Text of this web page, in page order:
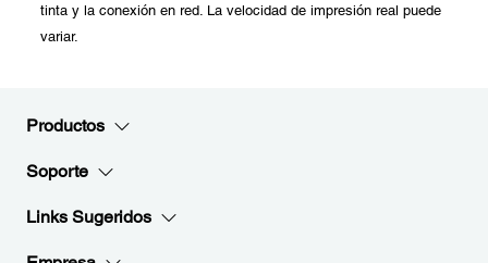
tinta y la conexión en red. La velocidad de impresión real puede
variar.
Productos
Soporte
Links Sugeridos